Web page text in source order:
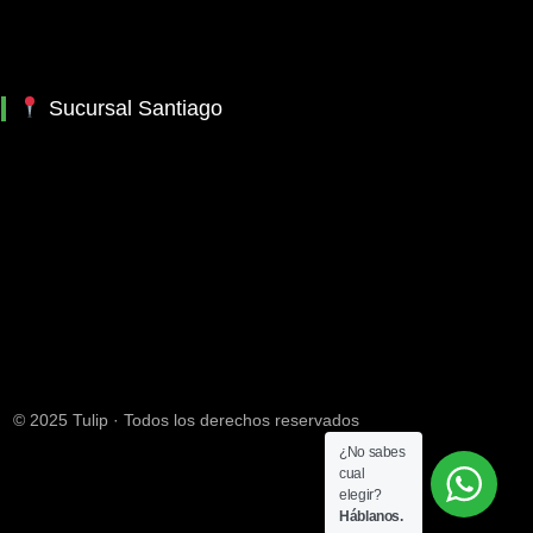
Sucursal Santiago
© 2025 Tulip · Todos los derechos reservados
¿No sabes
cual
elegir?
Háblanos.